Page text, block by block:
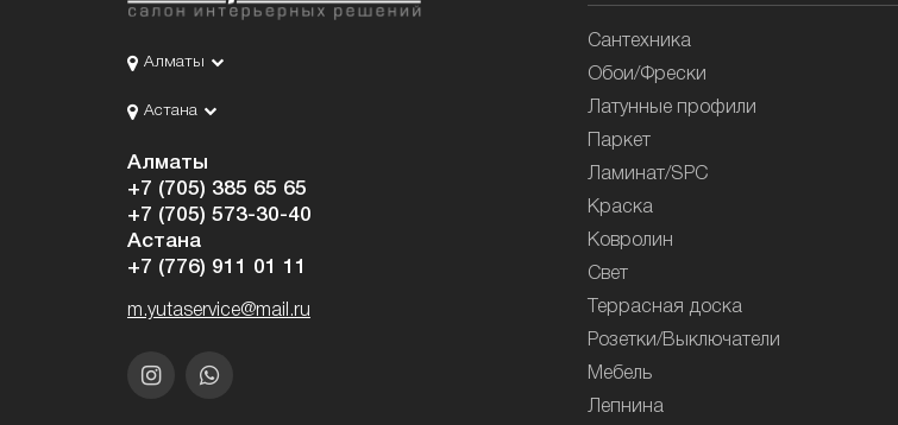
Алматы
Астана
Алматы
+7 (705) 385 65 65
+7 (705) 573-30-40
Астана
+7 (776) 911 01 11
m.yutaservice@mail.ru
Сантехника
Обои/Фрески
Латунные профили
Паркет
Ламинат/SPC
Краска
Ковролин
Свет
Террасная доска
Розетки/Выключатели
Мебель
Лепнина